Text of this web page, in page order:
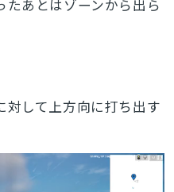
たあとはゾーンから出ら
対して上方向に打ち出す